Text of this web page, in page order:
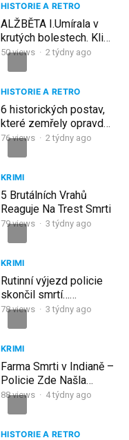
HISTORIE A RETRO
ALŽBĚTA I.Umírala v
krutých bolestech. Klidu
se nedočkala ani po
50views · 2 týdny ago
HISTORIE A RETRO
6 historických postav,
které zemřely opravdu
podivnou smrtí
76views · 2 týdny ago
KRIMI
5 Brutálních Vrahů
Reaguje Na Trest Smrti
79views · 3 týdny ago
KRIMI
Rutinní výjezd policie
skončil smrtí…
BODYCAM ukazuje
78views · 3 týdny ago
KRIMI
Farma Smrti v Indianě –
Policie Zde Našla
Tisíce Lidských Kostí
88views · 4 týdny ago
HISTORIE A RETRO